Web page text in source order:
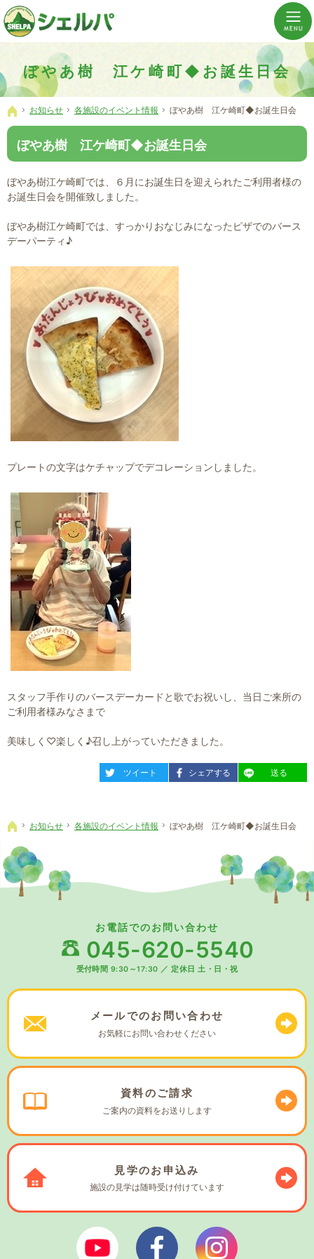
ぼやあ樹 江ケ崎町◆お誕生日会
介護の「通い・泊まり・訪問」から必要なものだけをご提供。介護のことならシェルパへ。
横浜市神奈川区 事業所数No,1の小規模多機能型居宅介護ぼやあ樹
ホーム
お知らせ 各施設のイベント情報 ぼやあ樹 江ケ崎町◆お誕生日会
ぼやあ樹 江ケ崎町◆お誕生日会
ぼやあ樹江ケ崎町では、６月にお誕生日を迎えられたご利用者様の
お誕生日会を開催致しました。
ぼやあ樹江ケ崎町では、すっかりおなじみになったピザでのバース
デーパーティ♪
プレートの文字はケチャップでデコレーションしました。
スタッフ手作りのバースデーカードと歌でお祝いし、当日ご来所の
ご利用者様みなさまで
美味しく♡楽しく♪召し上がっていただきました。
entry1849
ツイート entry1849
シェアする entry1849
送る
ホーム
お知らせ 各施設のイベント情報 ぼやあ樹 江ケ崎町◆お誕生日会
お電話でのお問い合わせ
045-620-5540
受付時間 9:30～17:30 ／ 定休日 土・日・祝
メールでのお問い合わせ
お気軽にお問い合わせください
資料のご請求
ご案内の資料をお送りします
見学のお申込み
施設の見学は随時受け付けています
ぼやあ樹Youtube シェルパフェイスブック